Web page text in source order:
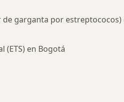
garganta por estreptococos)
(ETS) en Bogotá